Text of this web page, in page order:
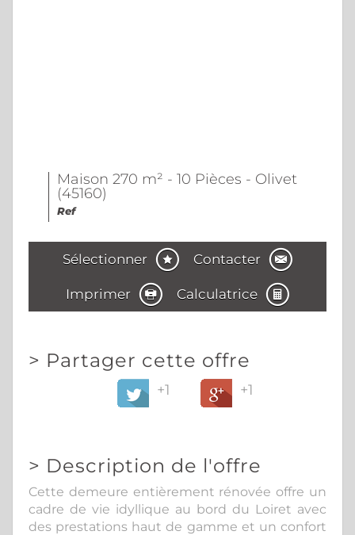
Maison 270 m² - 10 Pièces - Olivet
(45160)
Ref
Sélectionner Contacter
Imprimer Calculatrice
> Partager cette offre
+1 +1
> Description de l'offre
Cette demeure entièrement rénovée offre un
cadre de vie idyllique au bord du Loiret avec
des prestations haut de gamme et un confort